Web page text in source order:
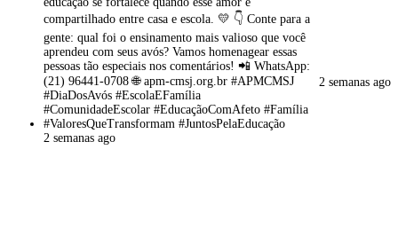
2 semanas ago
2 semanas ago